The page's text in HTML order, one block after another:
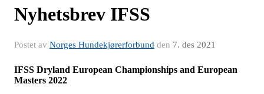
Nyhetsbrev IFSS
Postet av Norges Hundekjørerforbund den 7. des 2021
IFSS Dryland European Championships and European
Masters 2022